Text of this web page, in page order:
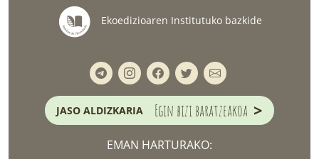
Ekoedizioaren Institutuko bazkide
JASO ALDIZKARIA Egin bizi baratzeakoa >
EMAN HARTURAKO: